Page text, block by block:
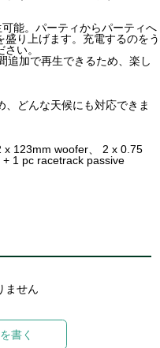
能。パーティからパーティへ
り上げます。充電するのをう
い。
追加で再生できるため、楽し
どんな天候にも対応できま
x 123mm woofer、 2 x 0.75
1 pc racetrack passive
ません
書く